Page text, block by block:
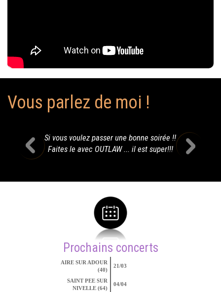
Vous parlez de moi !
Si vous voulez passer une bonne soirée !!
Faites le avec OUTLAW ... il est super!!!
Prochains concerts
AIRE SUR ADOUR
(40)
21/03
SAINT PEE SUR
NIVELLE (64)
04/04